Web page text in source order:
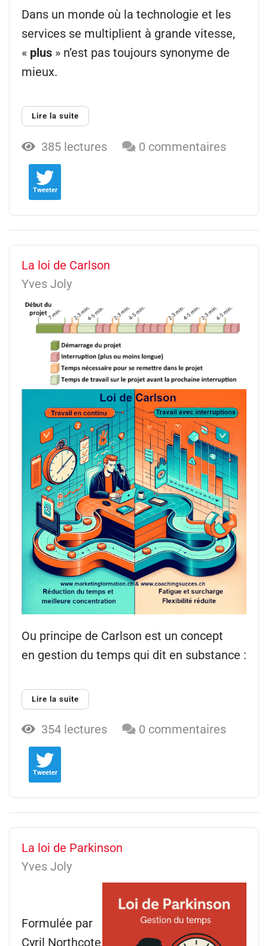
Dans un monde où la technologie et les
services se multiplient à grande vitesse,
« plus » n’est pas toujours synonyme de
mieux.
Lire la suite
385 lectures 0 commentaires
Tweeter
La loi de Carlson
Yves Joly
Ou principe de Carlson est un concept
en gestion du temps qui dit en substance :
Lire la suite
354 lectures 0 commentaires
Tweeter
La loi de Parkinson
Yves Joly
Formulée par
Cyril Northcote